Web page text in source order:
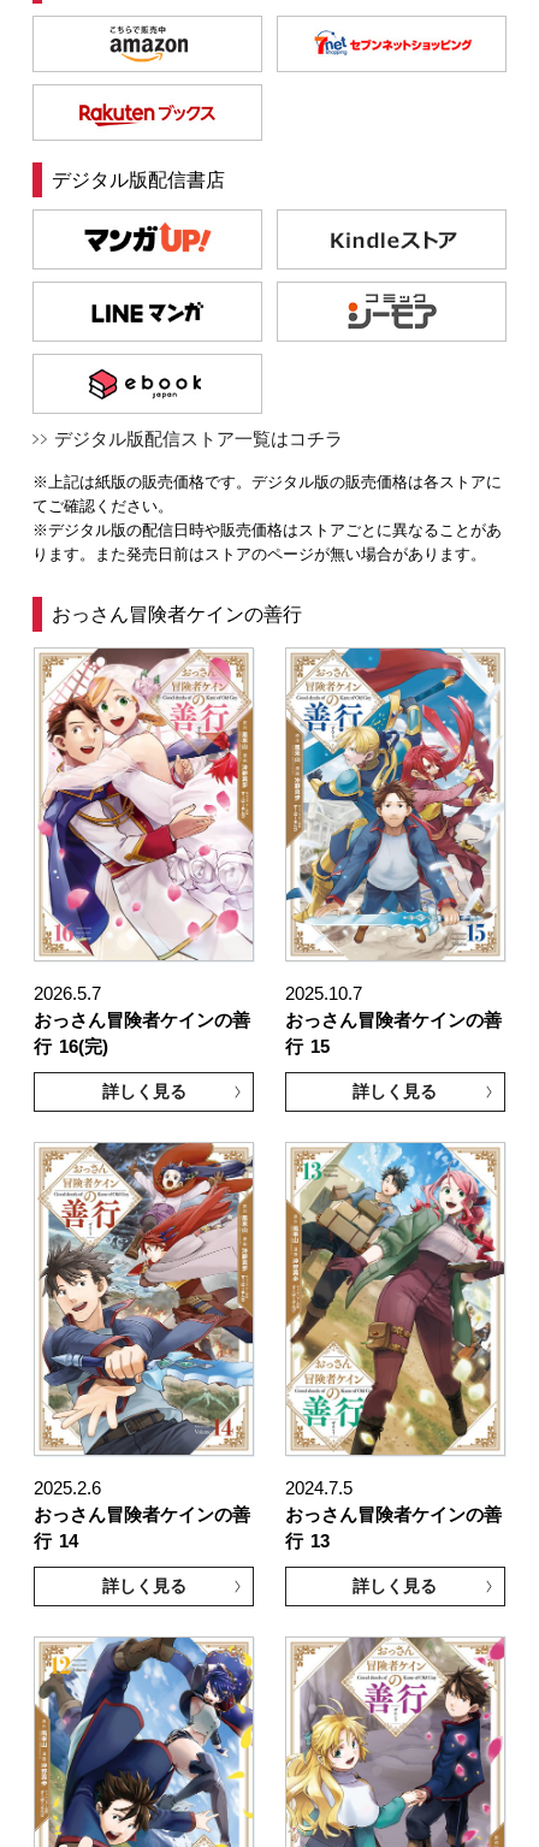
デジタル版配信書店
デジタル版配信ストア一覧はコチラ
※上記は紙版の販売価格です。デジタル版の販売価格は各ストアに
てご確認ください。
※デジタル版の配信日時や販売価格はストアごとに異なることがあ
ります。また発売日前はストアのページが無い場合があります。
おっさん冒険者ケインの善行
2026.5.7
おっさん冒険者ケインの善
行 16(完)
詳しく見る
2025.10.7
おっさん冒険者ケインの善
行 15
詳しく見る
2025.2.6
おっさん冒険者ケインの善
行 14
詳しく見る
2024.7.5
おっさん冒険者ケインの善
行 13
詳しく見る